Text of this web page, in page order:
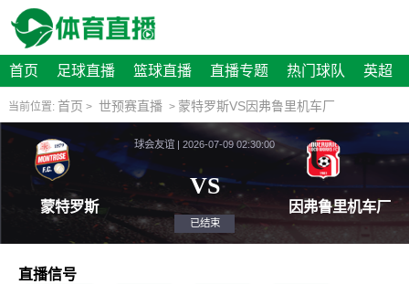
首页 足球直播 篮球直播 直播专题 热门球队 英超
当前位置: 首页 > 世预赛直播 > 蒙特罗斯VS因弗鲁里机车厂
球会友谊 | 2026-07-09 02:30:00
VS
直播信号